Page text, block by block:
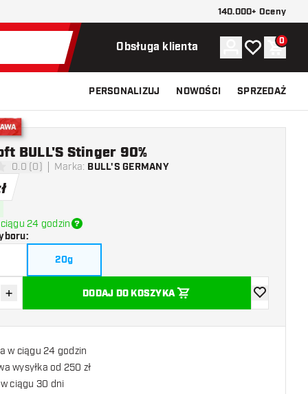
140.000+ Oceny
Obsługa klienta Konto
Moja listaKoszyk
0
PERSONALIZUJ NOWOŚCI SPRZEDAŻ
0.0 (0) Marka: BULL'S GERMANY
BULL'S Stinger 90%
24 godzin
:
20g
ilość
Zwiększ ilość
+ DODAJ DO KOSZYKA
dodaj do
w ciągu 24 godzin
wysyłka od 250 zł
ciągu 30 dni